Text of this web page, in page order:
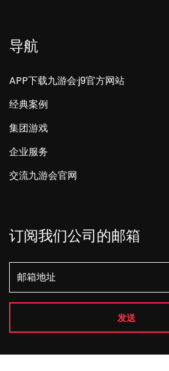
导航
APP下载九游会·j9官方网站
经典案例
集团游戏
企业服务
交流九游会官网
订阅我们公司的邮箱
发送